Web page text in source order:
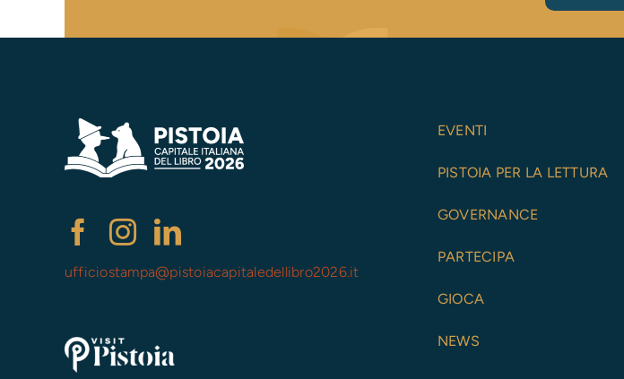
ufficiostampa@pistoiacapitaledellibro2026.it
EVENTI
PISTOIA PER LA LETTURA
GOVERNANCE
PARTECIPA
GIOCA
NEWS